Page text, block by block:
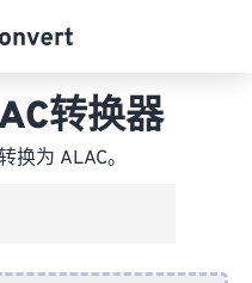
转换器
换为 ALAC。